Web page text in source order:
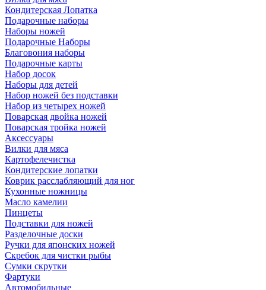
Кондитерская Лопатка
Подарочные наборы
Наборы ножей
Подарочные Наборы
Благовония наборы
Подарочные карты
Набор досок
Наборы для детей
Набор ножей без подставки
Набор из четырех ножей
Поварская двойка ножей
Поварская тройка ножей
Аксессуары
Вилки для мяса
Картофелечистка
Кондитерские лопатки
Коврик расслабляющий для ног
Кухонные ножницы
Масло камелии
Пинцеты
Подставки для ножей
Разделочные доски
Ручки для японских ножей
Скребок для чистки рыбы
Сумки скрутки
Фартуки
Автомобильные